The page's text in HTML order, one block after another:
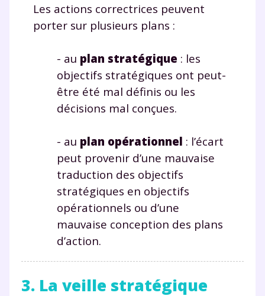
Les actions correctrices peuvent
porter sur plusieurs plans :
- au plan stratégique : les
objectifs stratégiques ont peut-
être été mal définis ou les
décisions mal conçues.
- au plan opérationnel : l’écart
peut provenir d’une mauvaise
traduction des objectifs
stratégiques en objectifs
opérationnels ou d’une
mauvaise conception des plans
d’action.
3. La veille stratégique